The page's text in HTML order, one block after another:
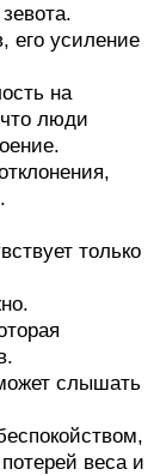
его усиление
на
люди
только
слышать
веса и